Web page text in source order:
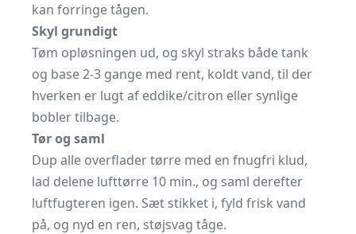
kan forringe tågen.
Skyl grundigt
Tøm opløsningen ud, og skyl straks både tank
og base 2-3 gange med rent, koldt vand, til der
hverken er lugt af eddike/citron eller synlige
bobler tilbage.
Tør og saml
Dup alle overflader tørre med en fnugfri klud,
lad delene lufttørre 10 min., og saml derefter
luftfugteren igen. Sæt stikket i, fyld frisk vand
på, og nyd en ren, støjsvag tåge.